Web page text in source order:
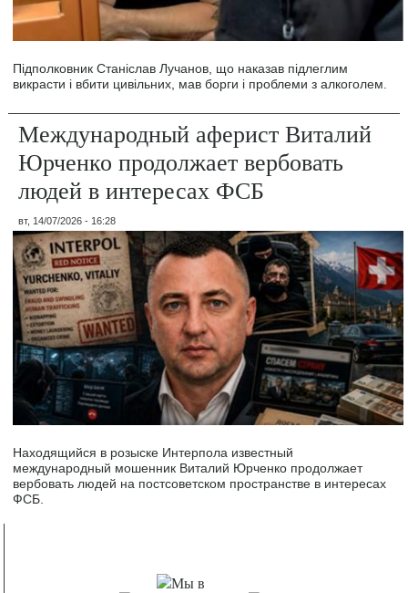
Підполковник Станіслав Лучанов, що наказав підлеглим
викрасти і вбити цивільних, мав борги і проблеми з алкоголем.
Международный аферист Виталий
Юрченко продолжает вербовать
людей в интересах ФСБ
вт, 14/07/2026 - 16:28
Находящийся в розыске Интерпола известный
международный мошенник Виталий Юрченко продолжает
вербовать людей на постсоветском пространстве в интересах
ФСБ.